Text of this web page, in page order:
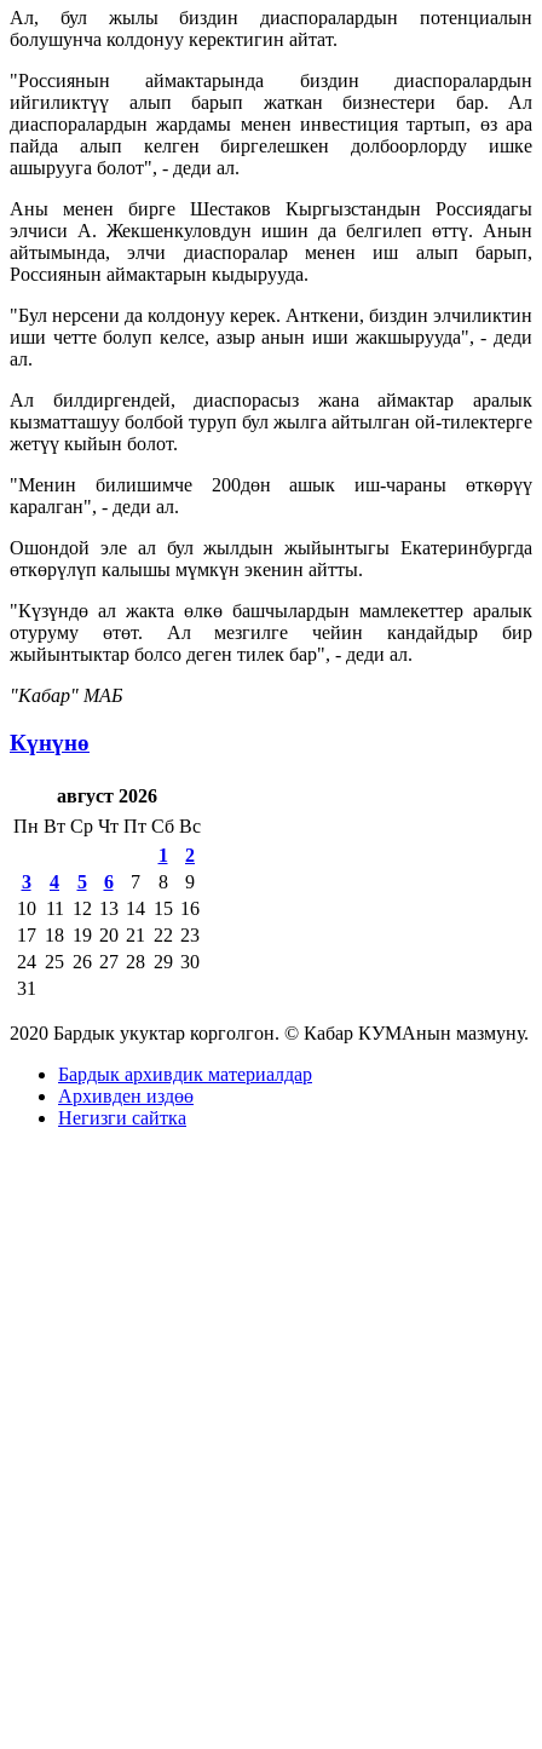
Ал, бул жылы биздин диаспоралардын потенциалын
болушунча колдонуу керектигин айтат.
"Россиянын аймактарында биздин диаспоралардын
ийгиликтүү алып барып жаткан бизнестери бар. Ал
диаспоралардын жардамы менен инвестиция тартып, өз ара
пайда алып келген биргелешкен долбоорлорду ишке
ашырууга болот", - деди ал.
Аны менен бирге Шестаков Кыргызстандын Россиядагы
элчиси А. Жекшенкуловдун ишин да белгилеп өттү. Анын
айтымында, элчи диаспоралар менен иш алып барып,
Россиянын аймактарын кыдырууда.
"Бул нерсени да колдонуу керек. Анткени, биздин элчиликтин
иши четте болуп келсе, азыр анын иши жакшырууда", - деди
ал.
Ал билдиргендей, диаспорасыз жана аймактар аралык
кызматташуу болбой туруп бул жылга айтылган ой-тилектерге
жетүү кыйын болот.
"Менин билишимче 200дөн ашык иш-чараны өткөрүү
каралган", - деди ал.
Ошондой эле ал бул жылдын жыйынтыгы Екатеринбургда
өткөрүлүп калышы мүмкүн экенин айтты.
"Күзүндө ал жакта өлкө башчылардын мамлекеттер аралык
отуруму өтөт. Ал мезгилге чейин кандайдыр бир
жыйынтыктар болсо деген тилек бар", - деди ал.
"Кабар" МАБ
Күнүнө
август 2026
Пн Вт Ср Чт Пт Сб Вс
1
2
3
4 5 6 7 8
9
10 11 12 13 14 15 16
17 18 19 20 21 22 23
24 25 26 27 28 29 30
31
2020 Бардык укуктар корголгон. © Кабар КУМАнын мазмуну.
Бардык архивдик материалдар
Архивден издөө
Негизги сайтка